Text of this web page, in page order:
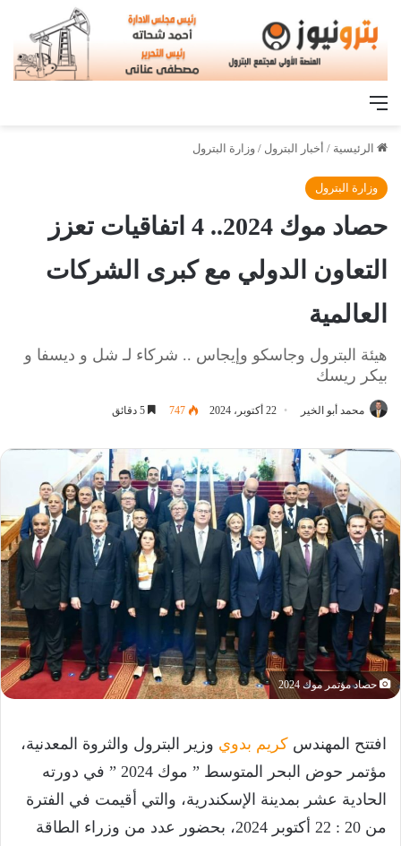
القائمة
الرئيسية / أخبار البترول / وزارة البترول
وزارة البترول
حصاد موك 2024.. 4 اتفاقيات تعزز
التعاون الدولي مع كبرى الشركات
العالمية
هيئة البترول وجاسكو وإيجاس .. شركاء لـ شل و ديسفا و
بيكر ريسك
محمد أبو الخير 22 أكتوبر، 2024 747
حصاد مؤتمر موك 2024
افتتح المهندس كريم بدوي وزير البترول والثروة المعدنية،
مؤتمر حوض البحر المتوسط ” موك 2024 ” في دورته
الحادية عشر بمدينة الإسكندرية، والتي أقيمت في الفترة
من 20 : 22 أكتوبر 2024، بحضور عدد من وزراء الطاقة